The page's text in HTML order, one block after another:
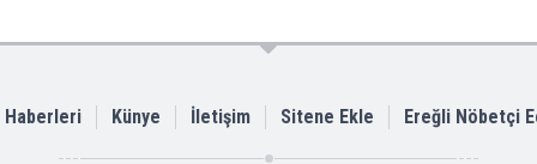
Haberleri Künye İletişim Sitene Ekle Ereğli Nöbetçi